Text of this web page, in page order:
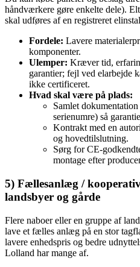
håndværkere gøre enkelte dele).
skal udføres af en registreret
Fordele: Lavere
komponenter.
Ulemper: Kræver tid,
garantier; fejl ved elarbejde
ikke certificeret.
Hvad skal være på plads:
Samlet
serienumre) så
Kontrakt med en
og hovedtilslutning.
Sørg for
montage efter
5) Fællesanlæg /
landsbyer og gårde
Flere naboer eller en gruppe af
lave et fælles anlæg på en stor
lavere enhedspris og bedre
Lolland har mange af.